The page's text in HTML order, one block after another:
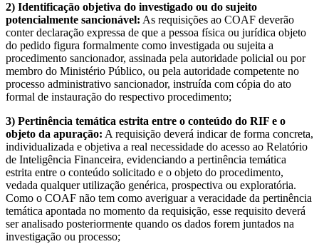
2) Identificação objetiva do investigado ou do sujeito
potencialmente sancionável: As requisições ao COAF deverão
conter declaração expressa de que a pessoa física ou jurídica objeto
do pedido figura formalmente como investigada ou sujeita a
procedimento sancionador, assinada pela autoridade policial ou por
membro do Ministério Público, ou pela autoridade competente no
processo administrativo sancionador, instruída com cópia do ato
formal de instauração do respectivo procedimento;
3) Pertinência temática estrita entre o conteúdo do RIF e o
objeto da apuração: A requisição deverá indicar de forma concreta,
individualizada e objetiva a real necessidade do acesso ao Relatório
de Inteligência Financeira, evidenciando a pertinência temática
estrita entre o conteúdo solicitado e o objeto do procedimento,
vedada qualquer utilização genérica, prospectiva ou exploratória.
Como o COAF não tem como averiguar a veracidade da pertinência
temática apontada no momento da requisição, esse requisito deverá
ser analisado posteriormente quando os dados forem juntados na
investigação ou processo;